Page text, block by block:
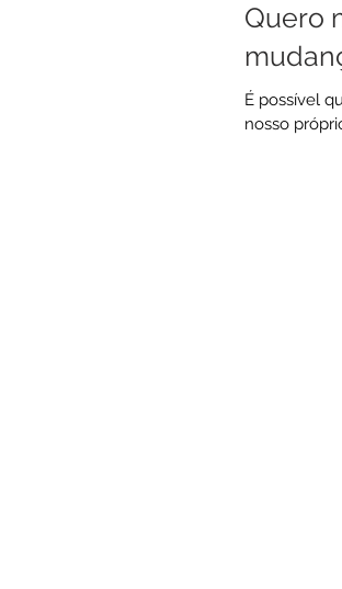
Quero
É possível
nosso